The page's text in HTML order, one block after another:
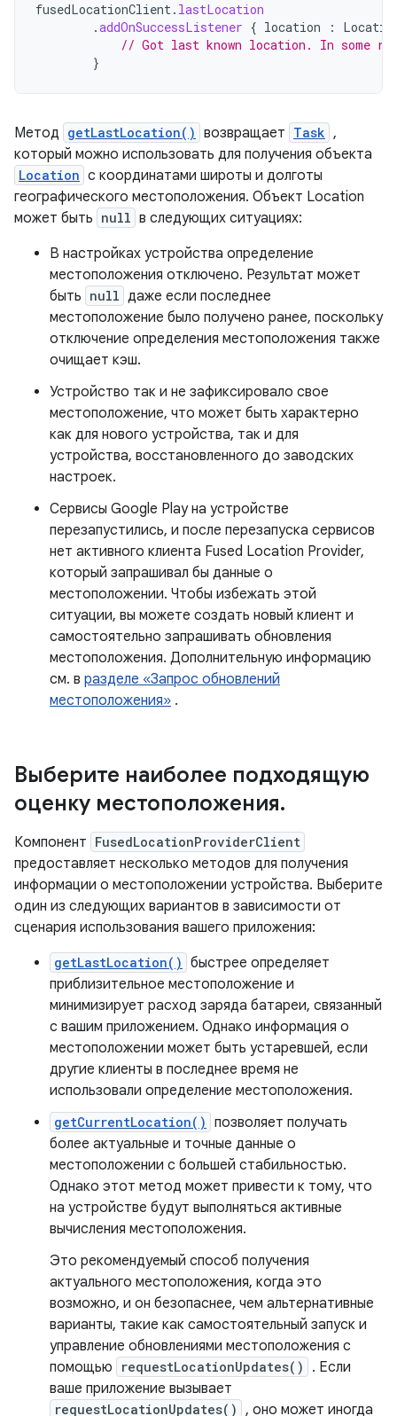
fusedLocationClient. lastLocation
.addOnSuccessListener { location :
// Got last known location. In some
}
Метод getLastLocation() возвращает Task ,
который можно использовать для получения объекта
Location с координатами широты и долготы
географического местоположения. Объект Location
может быть null в следующих ситуациях:
В настройках устройства определение
местоположения отключено. Результат может
быть null даже если последнее
местоположение было получено ранее, поскольку
отключение определения местоположения также
очищает кэш.
Устройство так и не зафиксировало свое
местоположение, что может быть характерно
как для нового устройства, так и для
устройства, восстановленного до заводских
настроек.
Сервисы Google Play на устройстве
перезапустились, и после перезапуска сервисов
нет активного клиента Fused Location Provider,
который запрашивал бы данные о
местоположении. Чтобы избежать этой
ситуации, вы можете создать новый клиент и
самостоятельно запрашивать обновления
местоположения. Дополнительную информацию
см. в разделе «Запрос обновлений
местоположения» .
Выберите наиболее подходящую
оценку местоположения.
Компонент FusedLocationProviderClient
предоставляет несколько методов для получения
информации о местоположении устройства. Выберите
один из следующих вариантов в зависимости от
сценария использования вашего приложения:
getLastLocation() быстрее определяет
приблизительное местоположение и
минимизирует расход заряда батареи, связанный
с вашим приложением. Однако информация о
местоположении может быть устаревшей, если
другие клиенты в последнее время не
использовали определение местоположения.
getCurrentLocation() позволяет получать
более актуальные и точные данные о
местоположении с большей стабильностью.
Однако этот метод может привести к тому, что
на устройстве будут выполняться активные
вычисления местоположения.
Это рекомендуемый способ получения
актуального местоположения, когда это
возможно, и он безопаснее, чем альтернативные
варианты, такие как самостоятельный запуск и
управление обновлениями местоположения с
помощью
requestLocationUpdates()
. Если
ваше приложение вызывает
requestLocationUpdates() , оно может иногда